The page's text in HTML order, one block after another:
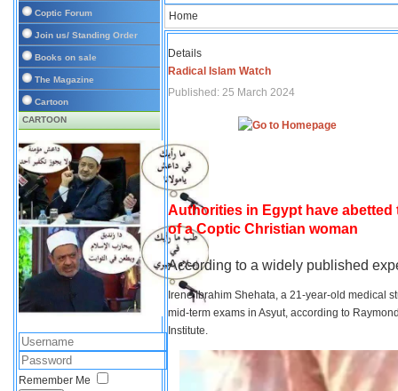
Coptic Forum
Join us/ Standing Order
Books on sale
The Magazine
Cartoon
CARTOON
Remember Me
Home
Details
Radical Islam Watch
Published: 25 March 2024
Authorities in Egypt have
of a Coptic Christian woman
According to a widely published
Irene Ibrahim Shehata, a 21-year-old medical
mid-term exams in Asyut, according to
Institute.